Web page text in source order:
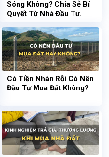
Sóng Không? Chia Sẻ Bí
Quyết Từ Nhà Đầu Tư.
Có Tiền Nhàn Rỗi Có Nên
Đầu Tư Mua Đất Không?